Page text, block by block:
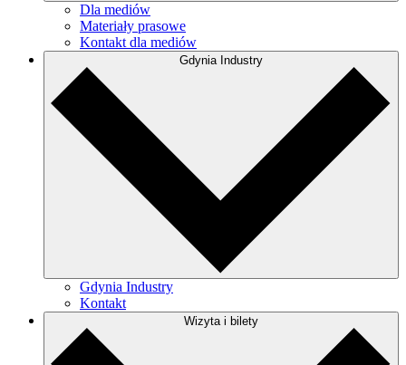
Dla mediów
Materiały prasowe
Kontakt dla mediów
Gdynia Industry
Gdynia Industry
Kontakt
Wizyta i bilety